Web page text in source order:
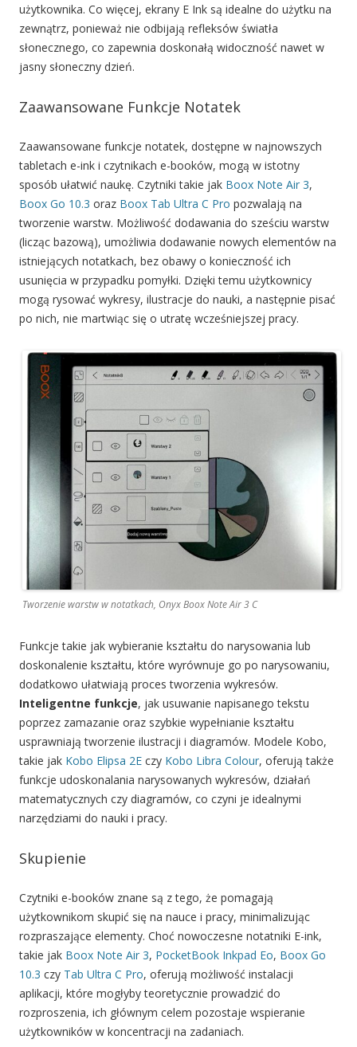
użytkownika. Co więcej, ekrany E Ink są idealne do użytku na
zewnątrz, ponieważ nie odbijają refleksów światła
słonecznego, co zapewnia doskonałą widoczność nawet w
jasny słoneczny dzień.
Zaawansowane Funkcje Notatek
Zaawansowane funkcje notatek, dostępne w najnowszych
tabletach e-ink i czytnikach e-booków, mogą w istotny
sposób ułatwić naukę. Czytniki takie jak Boox Note Air 3,
Boox Go 10.3 oraz Boox Tab Ultra C Pro pozwalają na
tworzenie warstw. Możliwość dodawania do sześciu warstw
(licząc bazową), umożliwia dodawanie nowych elementów na
istniejących notatkach, bez obawy o konieczność ich
usunięcia w przypadku pomyłki. Dzięki temu użytkownicy
mogą rysować wykresy, ilustracje do nauki, a następnie pisać
po nich, nie martwiąc się o utratę wcześniejszej pracy.
Tworzenie warstw w notatkach, Onyx Boox Note Air 3 C
Funkcje takie jak wybieranie kształtu do narysowania lub
doskonalenie kształtu, które wyrównuje go po narysowaniu,
dodatkowo ułatwiają proces tworzenia wykresów.
Inteligentne funkcje, jak usuwanie napisanego tekstu
poprzez zamazanie oraz szybkie wypełnianie kształtu
usprawniają tworzenie ilustracji i diagramów. Modele Kobo,
takie jak Kobo Elipsa 2E czy Kobo Libra Colour, oferują także
funkcje udoskonalania narysowanych wykresów, działań
matematycznych czy diagramów, co czyni je idealnymi
narzędziami do nauki i pracy.
Skupienie
Czytniki e-booków znane są z tego, że pomagają
użytkownikom skupić się na nauce i pracy, minimalizując
rozpraszające elementy. Choć nowoczesne notatniki E-ink,
takie jak Boox Note Air 3, PocketBook Inkpad Eo, Boox Go
10.3 czy Tab Ultra C Pro, oferują możliwość instalacji
aplikacji, które mogłyby teoretycznie prowadzić do
rozproszenia, ich głównym celem pozostaje wspieranie
użytkowników w koncentracji na zadaniach.